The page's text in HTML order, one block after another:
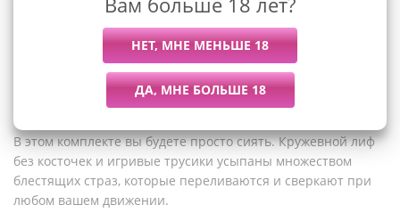
Описание
В этом комплекте вы будете просто сиять. Кружевной лиф
без косточек и игривые трусики усыпаны множеством
блестящих страз, которые переливаются и сверкают при
любом вашем движении.